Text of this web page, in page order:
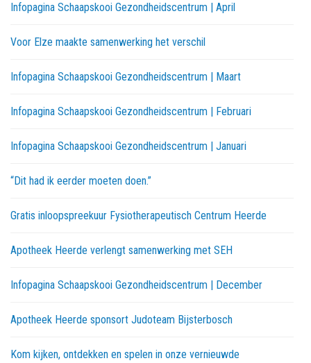
Infopagina Schaapskooi Gezondheidscentrum | April
Voor Elze maakte samenwerking het verschil
Infopagina Schaapskooi Gezondheidscentrum | Maart
Infopagina Schaapskooi Gezondheidscentrum | Februari
Infopagina Schaapskooi Gezondheidscentrum | Januari
“Dit had ik eerder moeten doen.”
Gratis inloopspreekuur Fysiotherapeutisch Centrum Heerde
Apotheek Heerde verlengt samenwerking met SEH
Infopagina Schaapskooi Gezondheidscentrum | December
Apotheek Heerde sponsort Judoteam Bijsterbosch
Kom kijken, ontdekken en spelen in onze vernieuwde